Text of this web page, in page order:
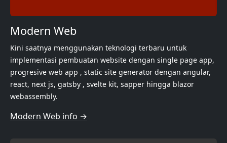
Modern Web
Kini saatnya menggunakan teknologi terbaru untuk
implementasi pembuatan website dengan single page app,
progresive web app , static site generator dengan angular,
react, next js, gatsby , svelte kit, sapper hingga blazor
webassembly.
Modern Web info →